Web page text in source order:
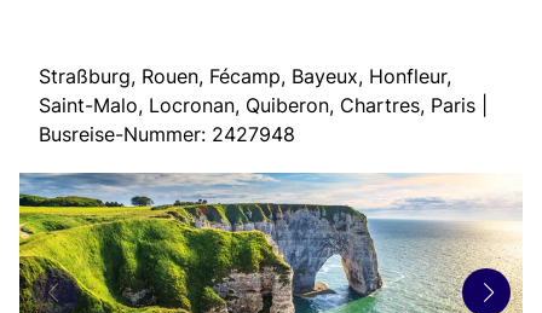
Start
Busreisen
Kontakt
zurück zu HOFER REISEN
Straßburg, Rouen, Fécamp, Bayeux, Honfleur,
Saint-Malo, Locronan, Quiberon, Chartres, Paris |
Busreise-Nummer: 2427948